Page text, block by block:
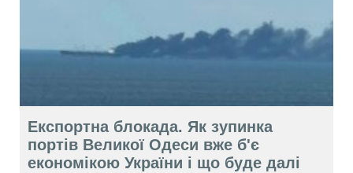
Експортна блокада. Як зупинка
портів Великої Одеси вже б'є
економікою України і що буде далі